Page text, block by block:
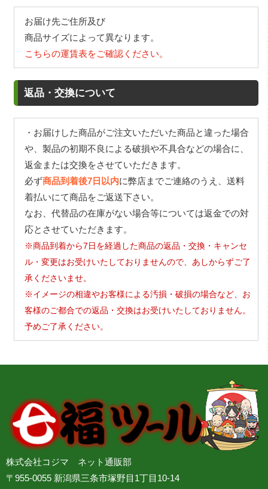
お届け先ご住所及び
商品サイズによって異なります。
こちらの運賃表をご確認ください。
返品・交換について
・お届けした商品がご注文いただいた商品と違った場合
や、製品の初期不良による破損や不具合などの場合に、
返金または交換をさせていただきます。
必ず商品到着後7日以内に弊店までご連絡のうえ、送料
着払いにて商品をご返送下さい。
なお、代替品の在庫がない場合等については返金での対
応とさせていただきます。
※商品到着から7日を経過した商品の返品・交換・キャンセ
ル・変更はお受けいたしておりませんので、あしからずご了
承くださいませ。
※イメージの相違やお客様による汚損・破損の場合など、お
客様のご都合での返品・交換はお受けいたしておりません。
予めご了承ください。
株式会社コジマ ネット通販部
〒955-0055 新潟県三条市塚野目1丁目10-14